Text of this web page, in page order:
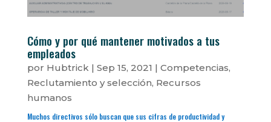
Cómo y por qué mantener motivados a tus
empleados
por Hubtrick| Sep 15, 2021 | Competencias,
Reclutamiento y selección, Recursos
humanos
Muchos directivos sólo buscan que sus cifras de productividad y